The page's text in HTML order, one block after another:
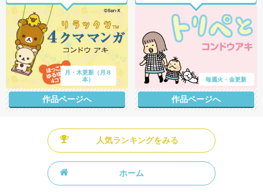
月・木更新（月８
本）
作品ページへ
毎週火・金更新
作品ページへ
人気ランキングをみる
ホーム